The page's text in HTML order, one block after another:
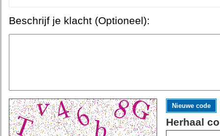
Beschrijf je klacht (Optioneel):
Nieuwe code
Herhaal